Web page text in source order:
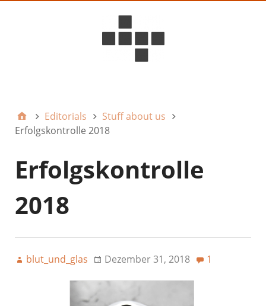
Editorials
Stuff about us
Erfolgskontrolle 2018
Erfolgskontrolle
2018
blut_und_glas Dezember 31, 2018 1